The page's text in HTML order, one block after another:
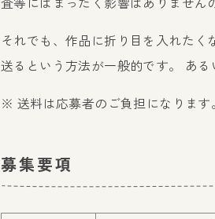
それでも、作品に折り目を入れた
送るという方法が一般的です。 あ
※ 送料は応募者のご負担になります
募集要項